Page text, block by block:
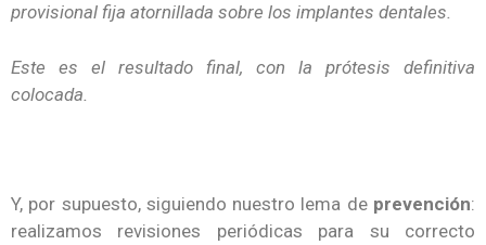
provisional fija atornillada sobre los implantes dentales.
Este es el resultado final, con la prótesis definitiva
colocada.
Y, por supuesto, siguiendo nuestro lema deprevención:
realizamos revisiones periódicas para su correcto